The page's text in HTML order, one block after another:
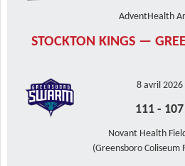
AdventHealth
STOCKTON KINGS —
8 avril 2026
111 - 107
Novant Health
(Greensboro Coliseum